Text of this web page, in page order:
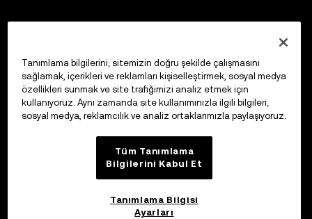
Tanımlama bilgilerini; sitemizin doğru şekilde çalışmasını
sağlamak, içerikleri ve reklamları kişiselleştirmek, sosyal medya
özellikleri sunmak ve site trafiğimizi analiz etmek için
kullanıyoruz. Aynı zamanda site kullanımınızla ilgili bilgileri;
sosyal medya, reklamcılık ve analiz ortaklarımızla paylaşıyoruz.
Tüm Tanımlama
Bilgilerini Kabul Et
Tanımlama Bilgisi
Ayarları